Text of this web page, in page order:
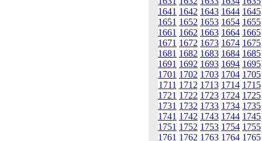
1641 1642 1643 1644 1645
1651 1652 1653 1654 1655
1661 1662 1663 1664 1665
1671 1672 1673 1674 1675
1681 1682 1683 1684 1685
1691 1692 1693 1694 1695
1701 1702 1703 1704 1705
1711 1712 1713 1714 1715
1721 1722 1723 1724 1725
1731 1732 1733 1734 1735
1741 1742 1743 1744 1745
1751 1752 1753 1754 1755
1761 1762 1763 1764 1765